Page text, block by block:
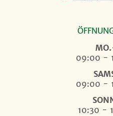
09:00 -
09:00 -
10:30 -